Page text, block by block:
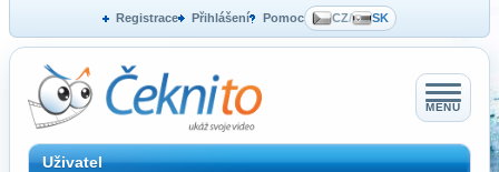
Registrace Přihlášení Pomoc CZ/ SK
MENU
Uživatel